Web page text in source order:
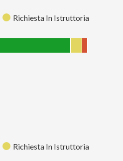
Richiesta In Istruttoria
Richiesta In Istruttoria